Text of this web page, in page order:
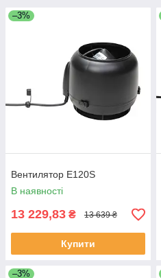
–3%
Вентилятор E120S
В наявності
13 229,83 ₴ 13 639 ₴
Купити
–3%